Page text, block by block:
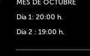
MES DE OCTUBRE
Día 1: 20:00 h.
Día 2 : 19:00 h.